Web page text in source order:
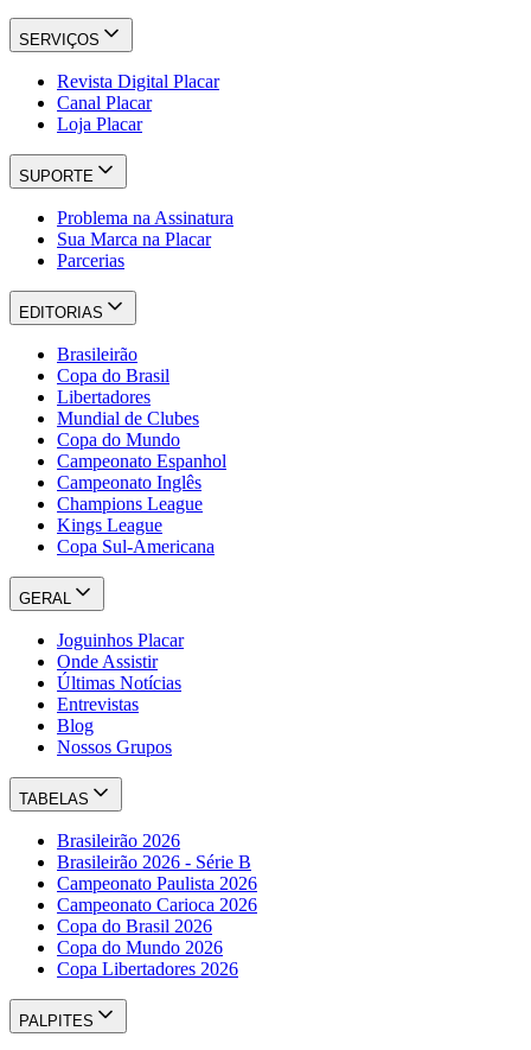
SERVIÇOS
Revista Digital Placar
Canal Placar
Loja Placar
SUPORTE
Problema na Assinatura
Sua Marca na Placar
Parcerias
EDITORIAS
Brasileirão
Copa do Brasil
Libertadores
Mundial de Clubes
Copa do Mundo
Campeonato Espanhol
Campeonato Inglês
Champions League
Kings League
Copa Sul-Americana
GERAL
Joguinhos Placar
Onde Assistir
Últimas Notícias
Entrevistas
Blog
Nossos Grupos
TABELAS
Brasileirão 2026
Brasileirão 2026 - Série B
Campeonato Paulista 2026
Campeonato Carioca 2026
Copa do Brasil 2026
Copa do Mundo 2026
Copa Libertadores 2026
PALPITES